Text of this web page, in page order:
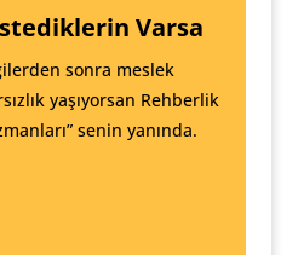
Varsa
sonra meslek
yaşıyorsan Rehberlik
senin yanında.